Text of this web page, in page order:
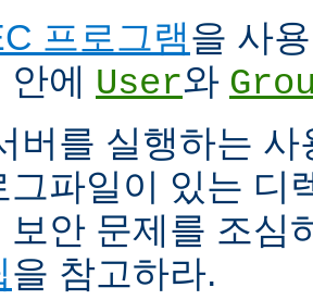
프로그램을 사
안에 User와
버를 실행하는
그파일이 있는 디
보안 문제를 조심
을 참고하라.